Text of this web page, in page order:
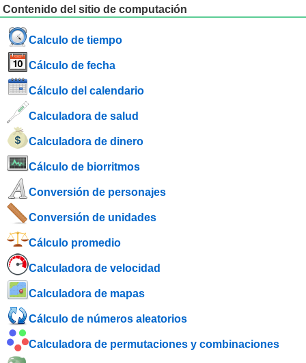
Contenido del sitio de computación
Calculo de tiempo
Cálculo de fecha
Cálculo del calendario
Calculadora de salud
Calculadora de dinero
Cálculo de biorritmos
Conversión de personajes
Conversión de unidades
Cálculo promedio
Calculadora de velocidad
Calculadora de mapas
Cálculo de números aleatorios
Calculadora de permutaciones y combinaciones